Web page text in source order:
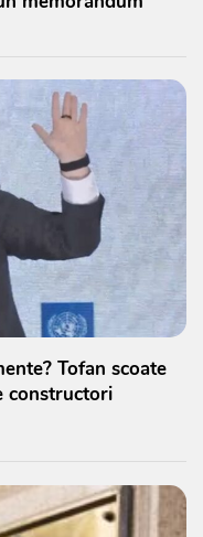
Tofan scoate
constructori